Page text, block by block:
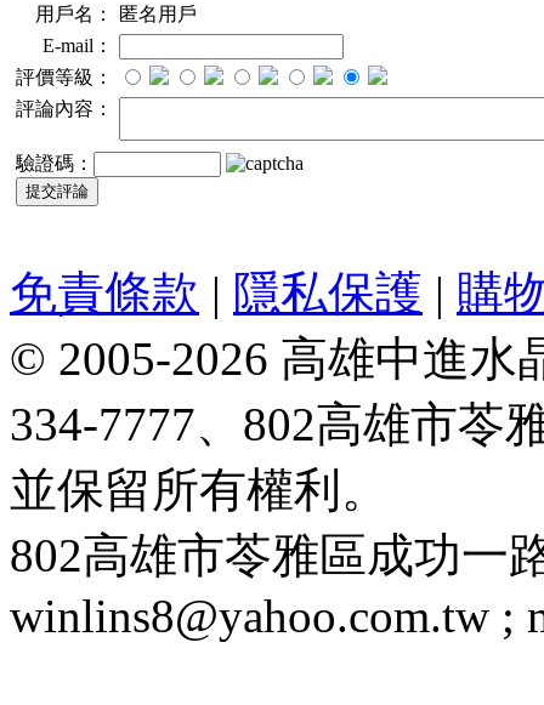
用戶名：
匿名用戶
E-mail：
評價等級：
評論內容：
驗證碼：
免責條款 | 隱私保護 | 購
© 2005-2026 高雄中進水
334-7777、802高雄市苓
並保留所有權利。
802高雄市苓雅區成功一
winlins8@yahoo.com.tw ;